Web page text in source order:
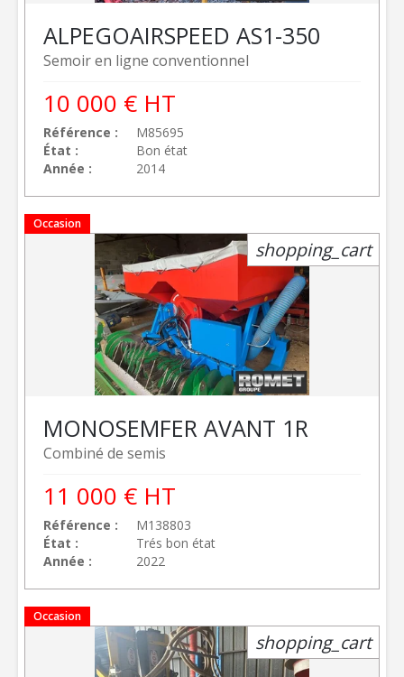
Semoir en ligne conventionnel
ALPEGOAIRSPEED AS1-350
Référence
M85695
État
Bon état
Année
2014
10 000 € HT
Occasion
Combiné de semis
MONOSEMFER AVANT 1R
Référence
M138803
État
Trés bon état
Année
2022
11 000 € HT
shopping_cart
Occasion
shopping_cart